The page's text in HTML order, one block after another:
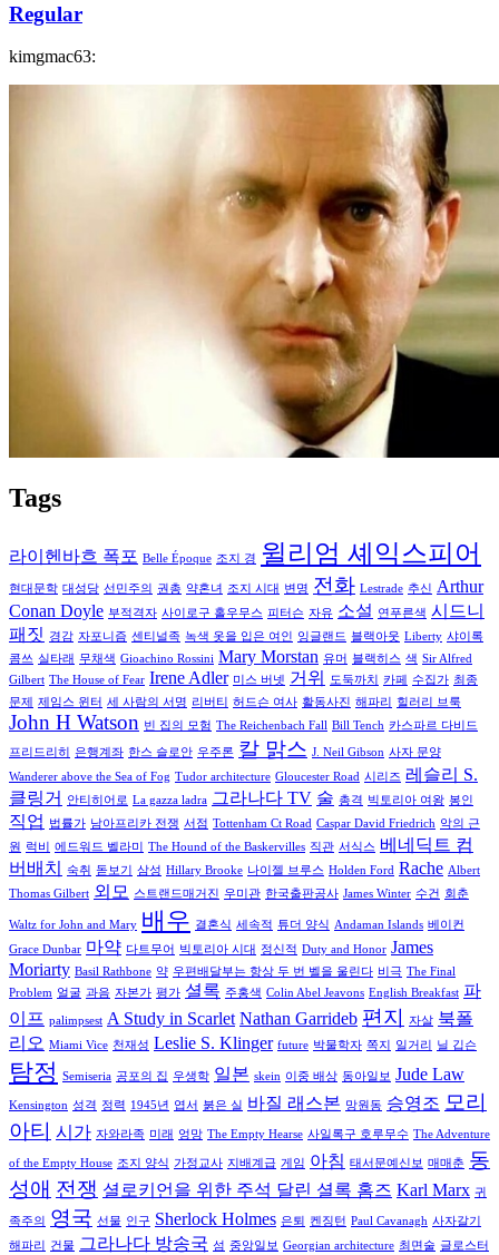
Regular
kimgmac63:
Tags
라이헨바흐 폭포 Belle Époque 조지 경 윌리엄 셰익스피어
현대문학 대성당 선민주의 권총 약혼녀 조지 시대 변명 전화 Lestrade 추신 Arthur
Conan Doyle 부적격자 사이로구 홀우무스 피터슨 자유 소설 연푸른색 시드니
패짓
경감 자포니즘 센티널족 녹색 옷을 입은 여인 잉글랜드 블랙아웃 Liberty 샤이록
콤쓰 실타래 무채색 Gioachino Rossini Mary Morstan 유머 블랙히스 색 Sir Alfred
Gilbert The House of Fear Irene Adler 미스 버넷 거위 도둑까치 카페 수집가 최종
문제
제임스 윈터 세 사람의 서명 리버티 허드슨 여사 활동사진 해파리 힐러리 브룩
John H Watson 빈 집의 모험 The Reichenbach Fall Bill Tench 카스파르 다비드
프리드리히 은행계좌 한스 슬로안 우주론 칼 맑스 J. Neil Gibson 사자 문양
Wanderer above the Sea of Fog Tudor architecture Gloucester Road 시리즈 레슬리 S.
클링거
안티히어로 La gazza ladra 그라나다 TV 술 총격 빅토리아 여왕 봉인
직업 법률가 남아프리카 전쟁 서점 Tottenham Ct Road Caspar David Friedrich 악의 근
원
럭비 에드워드 벨라미 The Hound of the Baskervilles 직관 서식스 베네딕트 컴
버배치
숙취 돋보기 삼성 Hillary Brooke 나이젤 브루스 Holden Ford Rache Albert
Thomas Gilbert 외모 스트랜드매거진 우미관 한국출판공사 James Winter 수건 회춘
Waltz for John and Mary 배우 결혼식 세속적 튜더 양식 Andaman Islands 베이컨
Grace Dunbar 마약 다트무어 빅토리아 시대 정신적 Duty and Honor James
Moriarty Basil Rathbone 약 우편배달부는 항상 두 번 벨을 울린다 비극 The Final
Problem 얼굴 과음 자본가 평가 셜록 주홍색 Colin Abel Jeavons English Breakfast 파
이프 palimpsest A Study in Scarlet Nathan Garrideb 편지 자살 북폴
리오 Miami Vice 천재성 Leslie S. Klinger future 박물학자 쪽지 일거리 닐 깁슨
탐정 Semiseria 공포의 집 우생학 일본 skein 이중 배상 동아일보 Jude Law
Kensington 성격 정력 1945년 엽서 붉은 실 바질 래스본 망원동 승영조 모리
아티 시가 자와라족 미래 엉망 The Empty Hearse 사일록구 호루무수 The Adventure
of the Empty House 조지 양식 가정교사 지배계급 게임 아침 태서문예신보 매매춘 동
성애 전쟁 셜로키언을 위한 주석 달린 셜록 홈즈 Karl Marx 귀
족주의 영국 선물 인구 Sherlock Holmes 은퇴 켄징턴 Paul Cavanagh 사자갈기
해파리
건물 그라나다 방송국 섬 중앙일보 Georgian architecture 최면술 글로스터